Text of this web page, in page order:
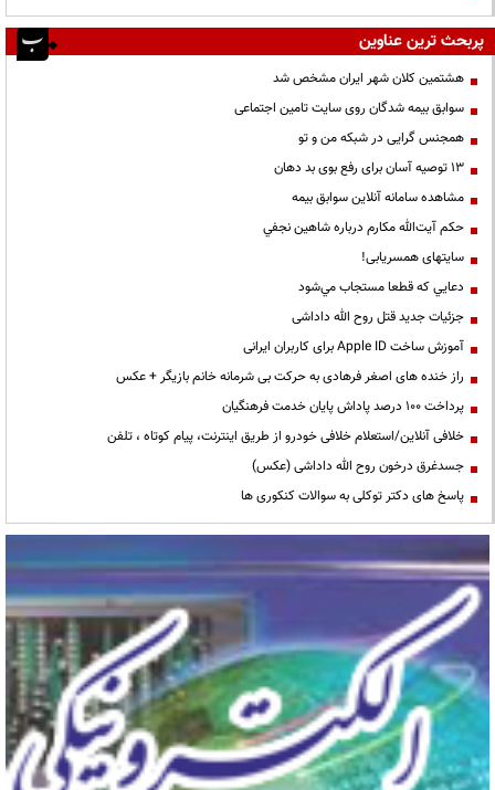
پربحث ترین عناوین
هشتمین کلان شهر ایران مشخص شد
سوابق بیمه شدگان روی سایت تامین اجتماعی
همجنس گرایی در شبکه من و تو
13 توصیه آسان برای رفع بوی بد دهان
مشاهده سامانه آنلاين سوابق بیمه
حكم آيت‌الله مكارم درباره شاهين نجفي
سایتهای همسریابی!
دعايي كه قطعا مستجاب مي‌شود
جزئیات جدید قتل روح الله داداشی
آموزش ساخت Apple ID برای کاربران ایرانی
راز خنده های اصغر فرهادی به حرکت بی شرمانه خانم بازیگر + عکس
پرداخت ۱۰۰ درصد پاداش پایان خدمت فرهنگیان
خلافی آنلاین/استعلام خلافی خودرو از طریق اینترنت، پیام کوتاه ، تلفن
جسدغرق درخون روح الله داداشی (عکس)
پاسخ های دکتر توکلی به سوالات کنکوری ها